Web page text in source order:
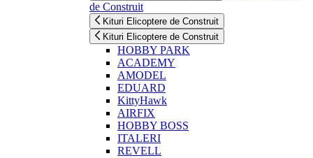
de Construit
Kituri Elicoptere de Construit
Kituri Elicoptere de Construit
HOBBY PARK
ACADEMY
AMODEL
EDUARD
KittyHawk
AIRFIX
HOBBY BOSS
ITALERI
REVELL